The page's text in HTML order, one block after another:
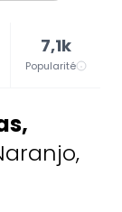
7,1k
Popularité
,